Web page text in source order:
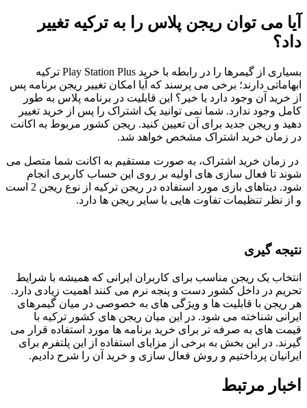
آیا می توان ریجن پلاس را به ترکیه تغییر
داد؟
بسیاری از گیمرها را در رابطه با خرید Play Station Plus ترکیه
ابهاماتی دارند؛ برخی می پرسند که آیا امکان تغییر ریجن برنامه پس
از خرید آن وجود دارد یا خیر؟ این قابلیت در برنامه پلاس به طور
کامل وجود ندارد. شما نمی توانید یک اشتراک را پس از خرید تغییر
دهید و ریجن جدید برای آن تعیین کنید. ریجن کشور مربوط به اکانت
در زمان خرید اشتراک مشخص خواهد شد.
در زمان خرید اشتراک، به صورت مستقیم به اکانت شما متصل می
شوند تا فعال سازی های اولیه بر روی این حساب کاربری انجام
شود. دیتاهای بازی مورد استفاده در ریجن ترکیه از نوع ریجن 2 است
و از نظر تنظیمات تفاوت هایی با سایر ریجن ها دارد.
نتیجه گیری
انتخاب یک ریجن مناسب برای کاربران ایرانی که همیشه با شرایط
تحریم در داخل کشور دست و پنجه نرم می کنند اهمیت زیادی دارد.
هر ریجن با قابلیت ها و ویژگی های به خصوصی در میان گیمرهای
ایرانی شناخته می شود. در این میان ریجن های کشور ترکیه با
قیمت های به صرفه تر برای خرید برنامه ها مورد استفاده قرار می
گیرند. در این بخش به برخی از مزایای استفاده از این پلتفرم برای
ایرانیان پرداختیم و روش فعال سازی و خرید آن را شرح دادیم.
اخبار مرتبط